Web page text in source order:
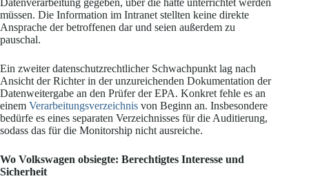
Datenverarbeitung gegeben, über die hätte unterrichtet werden
müssen. Die Information im Intranet stellten keine direkte
Ansprache der betroffenen dar und seien außerdem zu
pauschal.
Ein zweiter datenschutzrechtlicher Schwachpunkt lag nach
Ansicht der Richter in der unzureichenden Dokumentation der
Datenweitergabe an den Prüfer der EPA. Konkret fehle es an
einem Verarbeitungsverzeichnis von Beginn an. Insbesondere
bedürfe es eines separaten Verzeichnisses für die Auditierung,
sodass das für die Monitorship nicht ausreiche.
Wo Volkswagen obsiegte: Berechtigtes Interesse und
Sicherheit